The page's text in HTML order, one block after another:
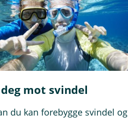
mot svindel
du kan forebygge svindel og